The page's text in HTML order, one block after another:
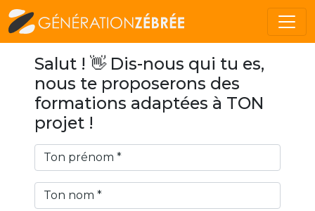
Salut ! 👋 Dis-nous qui tu es,
nous te proposerons des
formations adaptées à TON
projet !